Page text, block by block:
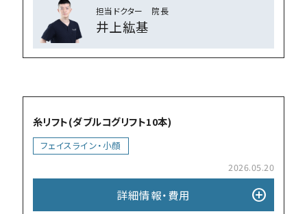
担当ドクター 院⻑
井上紘基
糸リフト(ダブルコグリフト10本)
フェイスライン・小顔
2026.05.20
詳細情報・費⽤ add_circle